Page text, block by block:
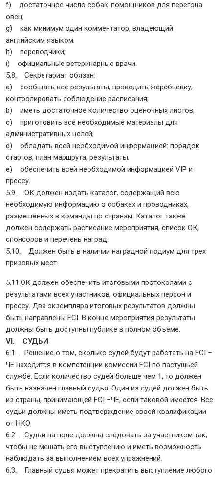
f) достаточное число собак-помощников для перегона
овец;
g) как минимум один комментатор, владеющий
английским языком;
h) переводчики;
i) официальные ветеринарные врачи.
5.8. Секретариат обязан:
a) сообщать все результаты, проводить жеребьевку,
контролировать соблюдение расписания;
b) иметь достаточное количество оценочных листов;
c) приготовить все необходимые материалы для
административных целей;
d) обладать всей необходимой информацией: порядок
стартов, план маршрута, результаты;
e) обеспечить всей необходимой информацией VIP и
прессу.
5.9. ОК должен издать каталог, содержащий всю
необходимую информацию о собаках и проводниках,
размещенных в команды по странам. Каталог также
должен содержать расписание мероприятия, список ОК,
спонсоров и перечень наград.
5.10. Должен быть в наличии наградной подиум для трех
призовых мест.
5.11.ОК должен обеспечить итоговыми протоколами с
результатами всех участников, официальных персон и
прессу. Два экземпляра итоговых результатов должны
быть направлены FCI. В конце мероприятия результаты
должны быть доступны публике в полном объеме.
VI. СУДЬИ
6.1. Решение о том, сколько судей будут работать на FCI –
ЧЕ находится в компетенции комиссии FCI по пастушьей
службе. Если количество судей больше чем 1, то должен
быть назначен главный судья. Один из судей должен быть
из страны, принимающей FCI –ЧЕ, если таковой имеется. Все
судьи должны иметь подтверждение своей квалификации
от НКО.
6.2. Судьи на поле должны следовать за участником так,
чтобы не мешать его выступлению и иметь возможность
наблюдать за выполнением всех упражнений.
6.3. Главный судья может прекратить выступление любого